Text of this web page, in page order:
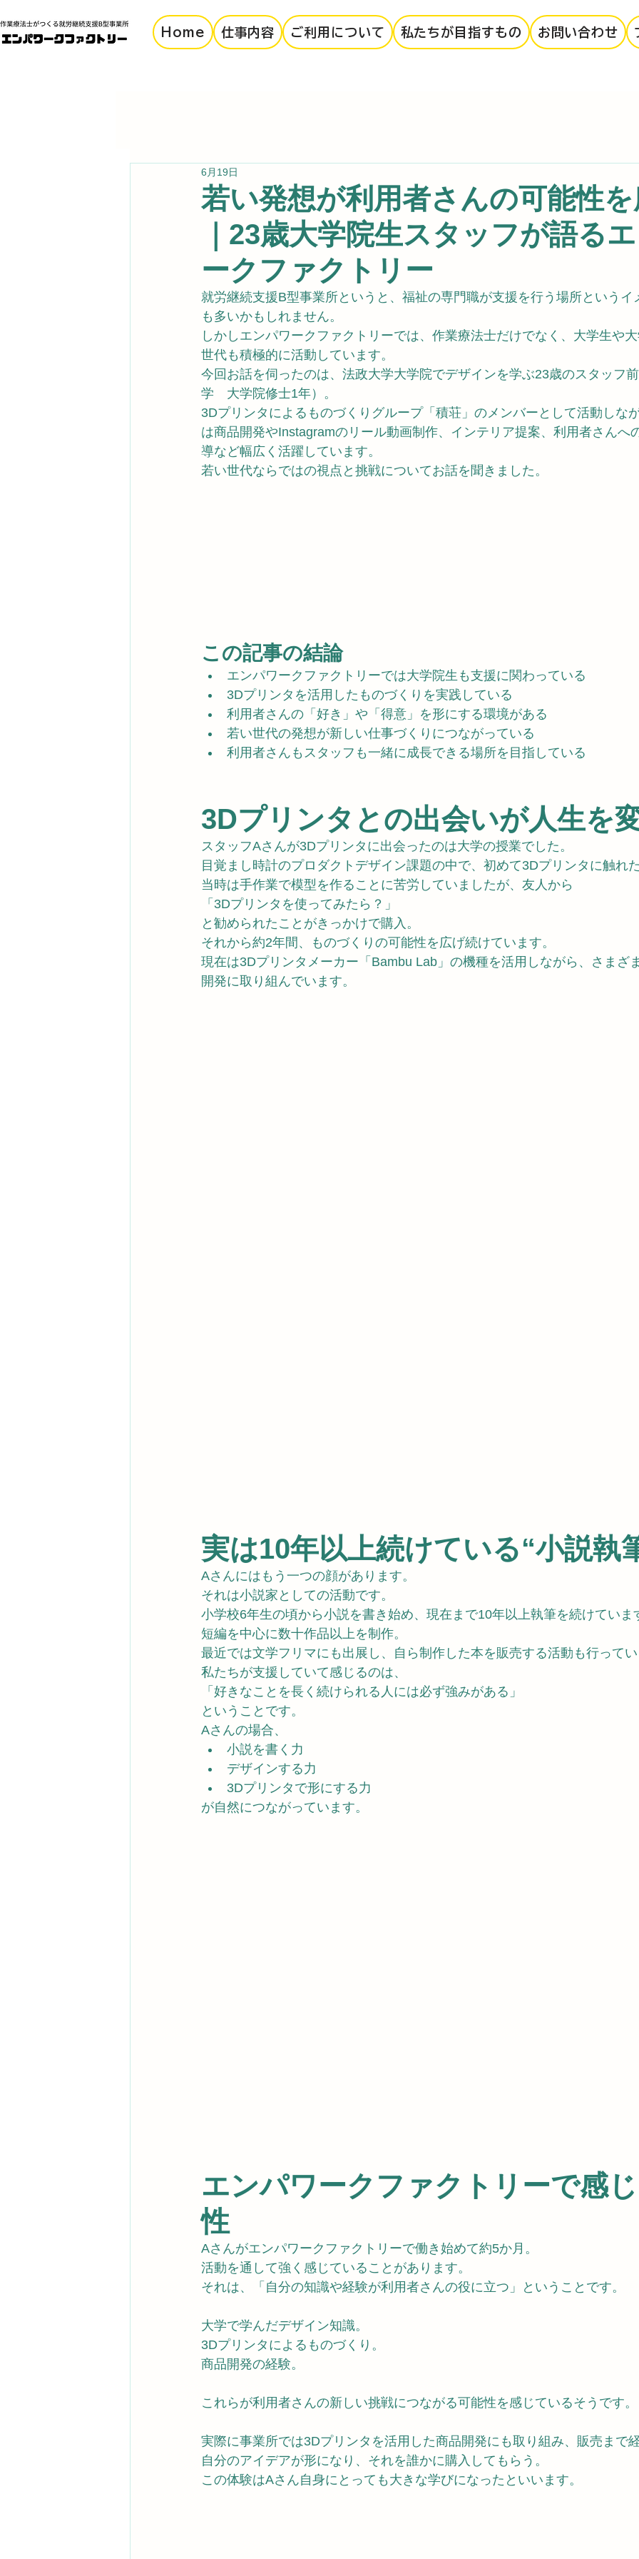
Home 仕事内容 ご利用について 私たちが目指すもの お問い合わせ
若い発想が利用者さんの可能性
｜23歳大学院生スタッフが語る
ークファクトリー
6月19日
就労継続支援B型事業所というと、福祉の専門職が支援を行う場所というイ
も多いかもしれません。
しかしエンパワークファクトリーでは、作業療法士だけでなく、大学生や
世代も積極的に活動しています。
今回お話を伺ったのは、法政大学大学院でデザインを学ぶ23歳のスタッフ
学　大学院修士1年）。
3Dプリンタによるものづくりグループ「積荘」のメンバーとして活動しな
は商品開発やInstagramのリール動画制作、インテリア提案、利用者さんへ
導など幅広く活躍しています。
若い世代ならではの視点と挑戦についてお話を聞きました。
この記事の結論
エンパワークファクトリーでは大学院生も支援に関わっている
3Dプリンタを活用したものづくりを実践している
利用者さんの「好き」や「得意」を形にする環境がある
若い世代の発想が新しい仕事づくりにつながっている
利用者さんもスタッフも一緒に成長できる場所を目指している
3Dプリンタとの出会いが人生を
スタッフAさんが3Dプリンタに出会ったのは大学の授業でした。
目覚まし時計のプロダクトデザイン課題の中で、初めて3Dプリンタに触れ
当時は手作業で模型を作ることに苦労していましたが、友人から
「3Dプリンタを使ってみたら？」
と勧められたことがきっかけで購入。
それから約2年間、ものづくりの可能性を広げ続けています。
現在は3Dプリンタメーカー「Bambu Lab」の機種を活用しながら、さまざ
開発に取り組んでいます。
実は10年以上続けている“小説執
Aさんにはもう一つの顔があります。
それは小説家としての活動です。
小学校6年生の頃から小説を書き始め、現在まで10年以上執筆を続けていま
短編を中心に数十作品以上を制作。
最近では文学フリマにも出展し、自ら制作した本を販売する活動も行って
私たちが支援していて感じるのは、
「好きなことを長く続けられる人には必ず強みがある」
ということです。
Aさんの場合、
小説を書く力
デザインする力
3Dプリンタで形にする力
が自然につながっています。
エンパワークファクトリーで感
性
Aさんがエンパワークファクトリーで働き始めて約5か月。
活動を通して強く感じていることがあります。
それは、「自分の知識や経験が利用者さんの役に立つ」ということです。
大学で学んだデザイン知識。
3Dプリンタによるものづくり。
商品開発の経験。
これらが利用者さんの新しい挑戦につながる可能性を感じているそうです。
実際に事業所では3Dプリンタを活用した商品開発にも取り組み、販売まで
自分のアイデアが形になり、それを誰かに購入してもらう。
この体験はAさん自身にとっても大きな学びになったといいます。